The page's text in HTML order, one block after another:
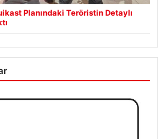
Planındaki Teröristin Detaylı